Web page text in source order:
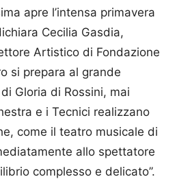
apre l’intensa primavera
Cecilia Gasdia,
Artistico di Fondazione
si prepara al grande
Gloria di Rossini, mai
e i Tecnici realizzano
come il teatro musicale di
allo spettatore
complesso e delicato’’.